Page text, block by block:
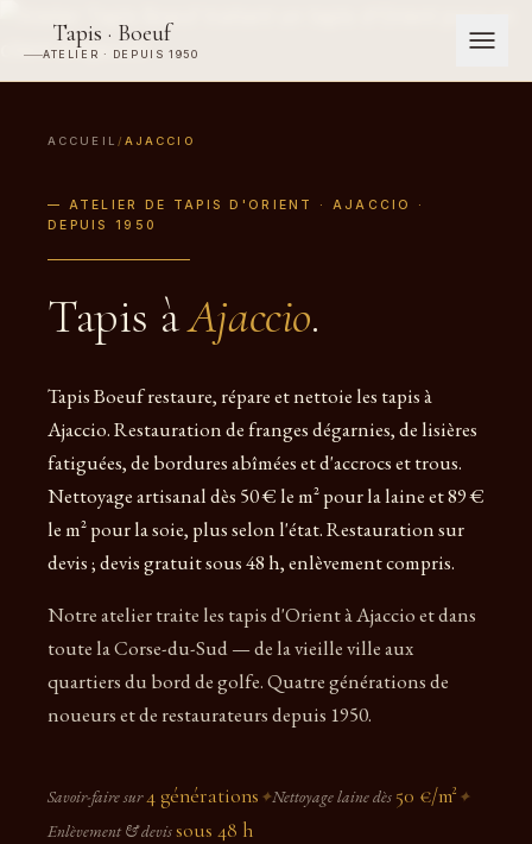
Tapis · Boeuf
ATELIER · DEPUIS 1950
ACCUEIL / AJACCIO
— ATELIER DE TAPIS D'ORIENT · AJACCIO ·
DEPUIS 1950
Tapis àAjaccio.
Tapis Boeuf restaure, répare et nettoie les tapis à
Ajaccio. Restauration de franges dégarnies, de lisières
fatiguées, de bordures abîmées et d'accrocs et trous.
Nettoyage artisanal dès 50 € le m² pour la laine et 89 €
le m² pour la soie, plus selon l'état. Restauration sur
devis ; devis gratuit sous 48 h, enlèvement compris.
Notre atelier traite les tapis d'Orient à Ajaccio et dans
toute la Corse-du-Sud — de la vieille ville aux
quartiers du bord de golfe. Quatre générations de
noueurs et de restaurateurs depuis 1950.
Savoir-faire sur4 générations ✦Nettoyage laine dès 50 €/m² ✦
Enlèvement & devissous 48 h